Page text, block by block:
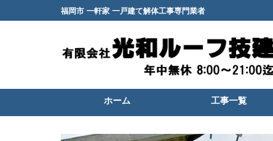
福岡市 一軒家 一戸建て解体工事専門業者
ホーム 工事一覧